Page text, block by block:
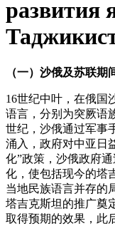
развития
（一）沙俄及苏联期
16世纪中叶，在俄国
语言，分别为突厥语
世纪，沙俄通过军事
涌入，政府对中亚日
化”政策，沙俄政府
化，使包括现今的塔
当地民族语言并存的
塔吉克斯坦的推广奠
取得预期的效果，此